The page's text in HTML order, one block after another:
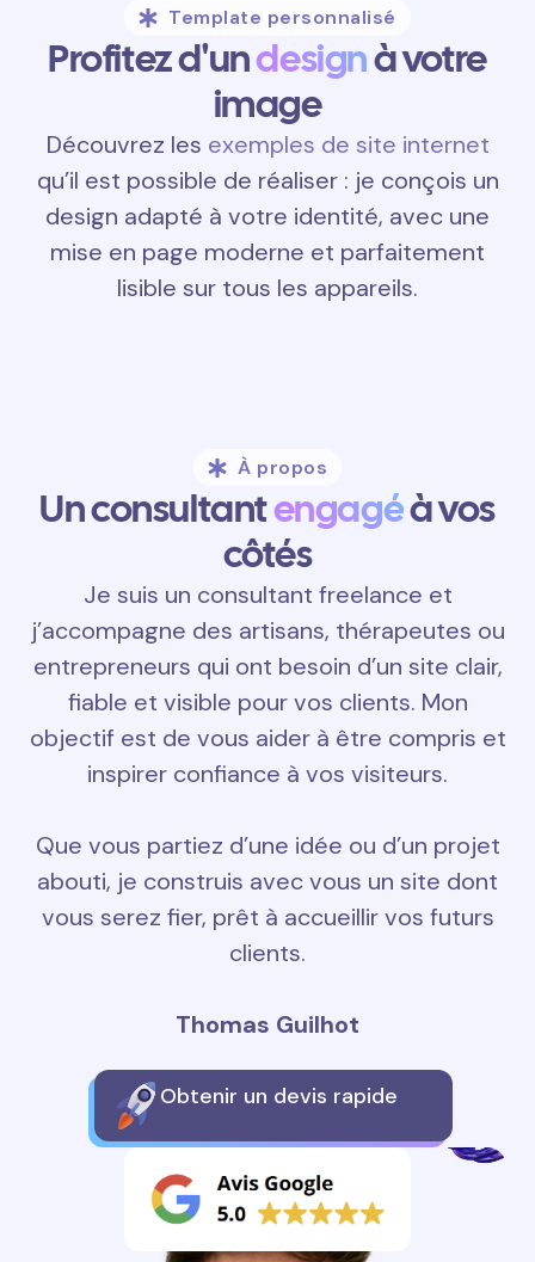
Template personnalisé
Profitez d'undesignà votre
image
Découvrez les exemples de site internet
qu’il est possible de réaliser : je conçois un
design adapté à votre identité, avec une
mise en page moderne et parfaitement
lisible sur tous les appareils.
À propos
Un consultantengagéà vos
côtés
Je suis un consultant freelance et
j’accompagne des artisans, thérapeutes ou
entrepreneurs qui ont besoin d’un site clair,
fiable et visible pour vos clients. Mon
objectif est de vous aider à être compris et
inspirer confiance à vos visiteurs.
Que vous partiez d’une idée ou d’un projet
abouti, je construis avec vous un site dont
vous serez fier, prêt à accueillir vos futurs
clients.
Thomas Guilhot
Obtenir un devis rapide